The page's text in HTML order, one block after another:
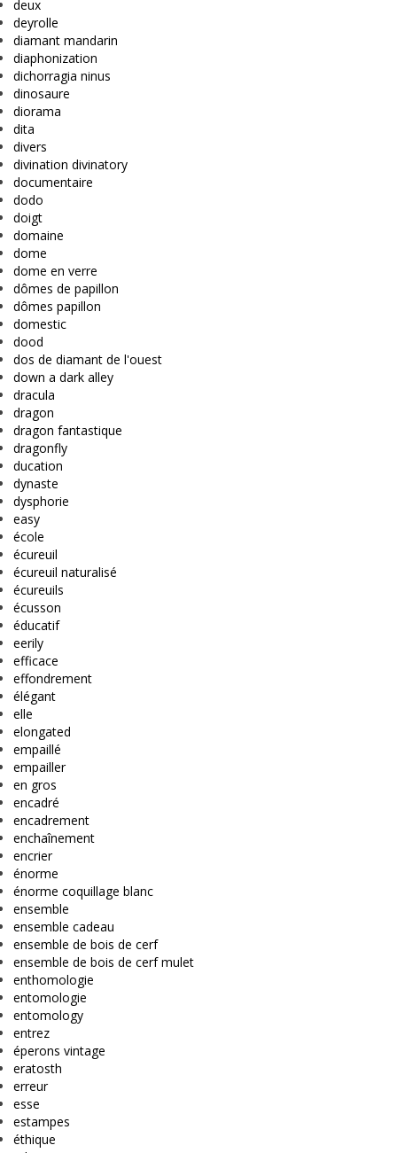
deux
deyrolle
diamant mandarin
diaphonization
dichorragia ninus
dinosaure
diorama
dita
divers
divination divinatory
documentaire
dodo
doigt
domaine
dome
dome en verre
dômes de papillon
dômes papillon
domestic
dood
dos de diamant de l'ouest
down a dark alley
dracula
dragon
dragon fantastique
dragonfly
ducation
dynaste
dysphorie
easy
école
écureuil
écureuil naturalisé
écureuils
écusson
éducatif
eerily
efficace
effondrement
élégant
elle
elongated
empaillé
empailler
en gros
encadré
encadrement
enchaînement
encrier
énorme
énorme coquillage blanc
ensemble
ensemble cadeau
ensemble de bois de cerf
ensemble de bois de cerf mulet
enthomologie
entomologie
entomology
entrez
éperons vintage
eratosth
erreur
esse
estampes
éthique